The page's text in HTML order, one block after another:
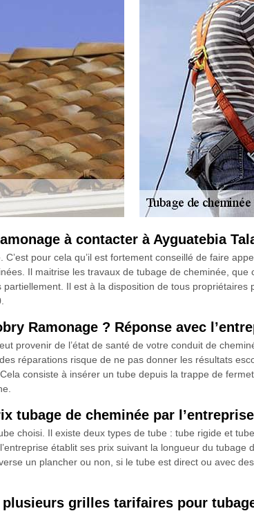
à contacter à Ayguatebia
pour cela qu’il est fortement conseillé de faire
Il maitrise les travaux de tubage de cheminée,
Il est à la disposition de tous
Ramonage ? Réponse avec
provenir de l’état de santé de votre conduit de
réparations risque de ne pas donner les résultats
consiste à insérer un tube depuis la trappe de
tubage de cheminée par
choisi. Il existe deux types de tube : tube rigide et
établit ses prix suivant la longueur du
un plancher ou non, si le tube est direct ou avec
grilles tarifaires pour